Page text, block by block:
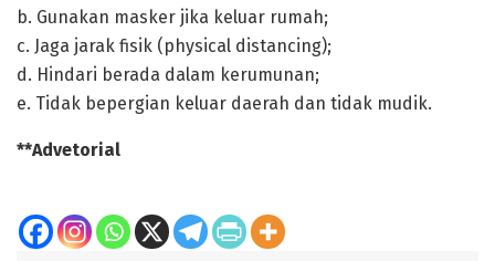
b. Gunakan masker jika keluar rumah;
c. Jaga jarak fisik (physical distancing);
d. Hindari berada dalam kerumunan;
e. Tidak bepergian keluar daerah dan tidak mudik.
**Advetorial